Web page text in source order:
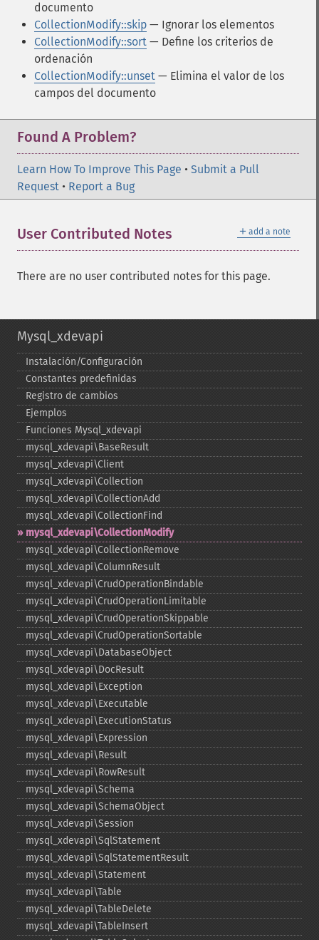
documento
CollectionModify::skip — Ignorar los elementos
CollectionModify::sort — Define los criterios de
ordenación
CollectionModify::unset — Elimina el valor de los
campos del documento
Found A Problem?
Learn How To Improve This Page • Submit a Pull
Request • Report a Bug
＋ add a note
User Contributed Notes
There are no user contributed notes for this page.
Mysql_xdevapi
Instalación/Configuración
Constantes predefinidas
Registro de cambios
Ejemplos
Funciones Mysql_​xdevapi
mysql_​xdevapi\BaseResult
mysql_​xdevapi\Client
mysql_​xdevapi\Collection
mysql_​xdevapi\CollectionAdd
mysql_​xdevapi\CollectionFind
mysql_​xdevapi\CollectionModify
mysql_​xdevapi\CollectionRemove
mysql_​xdevapi\ColumnResult
mysql_​xdevapi\CrudOperationBindable
mysql_​xdevapi\CrudOperationLimitable
mysql_​xdevapi\CrudOperationSkippable
mysql_​xdevapi\CrudOperationSortable
mysql_​xdevapi\DatabaseObject
mysql_​xdevapi\DocResult
mysql_​xdevapi\Exception
mysql_​xdevapi\Executable
mysql_​xdevapi\ExecutionStatus
mysql_​xdevapi\Expression
mysql_​xdevapi\Result
mysql_​xdevapi\RowResult
mysql_​xdevapi\Schema
mysql_​xdevapi\SchemaObject
mysql_​xdevapi\Session
mysql_​xdevapi\SqlStatement
mysql_​xdevapi\SqlStatementResult
mysql_​xdevapi\Statement
mysql_​xdevapi\Table
mysql_​xdevapi\TableDelete
mysql_​xdevapi\TableInsert